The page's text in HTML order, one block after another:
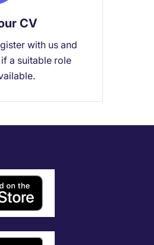
CV
with us and
a suitable role